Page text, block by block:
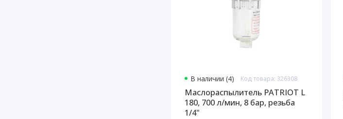
В наличии (4) Код товара: 326308
Маслораспылитель PATRIOT L
180, 700 л/мин, 8 бар, резьба
1/4"